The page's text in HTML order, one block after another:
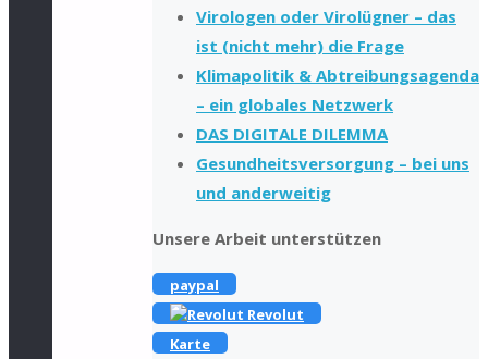
Virologen oder Virolügner – das
ist (nicht mehr) die Frage
Klimapolitik & Abtreibungsagenda
– ein globales Netzwerk
DAS DIGITALE DILEMMA
Gesundheitsversorgung – bei uns
und anderweitig
Unsere Arbeit unterstützen
paypal
Revolut
Karte